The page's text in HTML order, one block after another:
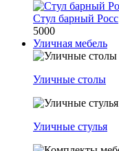
Стул барный Росс
5000
Уличная мебель
Уличные столы
Уличные стулья